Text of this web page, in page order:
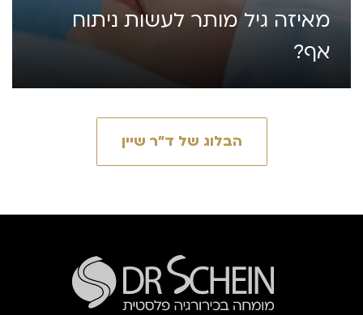
מאיזה גיל מותר לעשות ניתוח
אף?
הבלוג של ד״ר שיין